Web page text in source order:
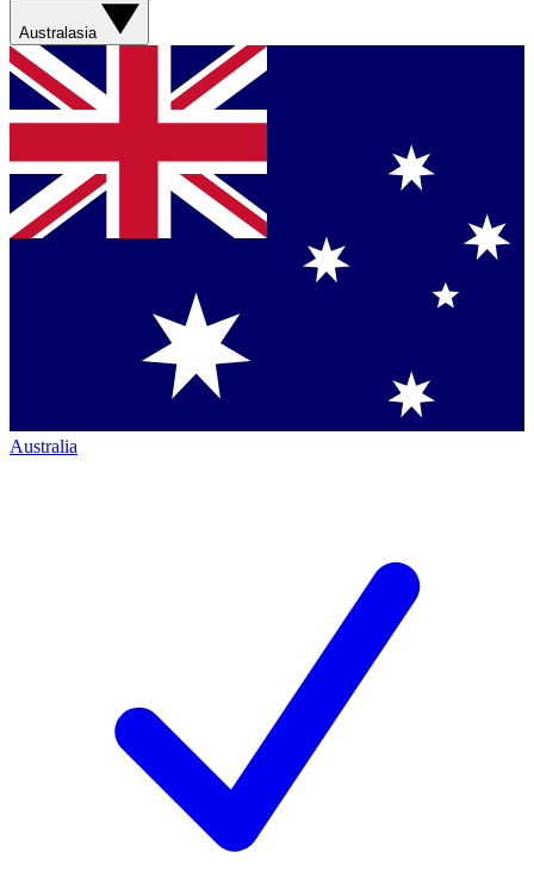
Australasia
Australia